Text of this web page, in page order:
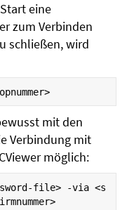
eine
zum Verbinden
schließen, wird
:<desktopnummer>
mit den
Verbindung mit
möglich:
file> -via <s
localhost:<bildschirmnummer>